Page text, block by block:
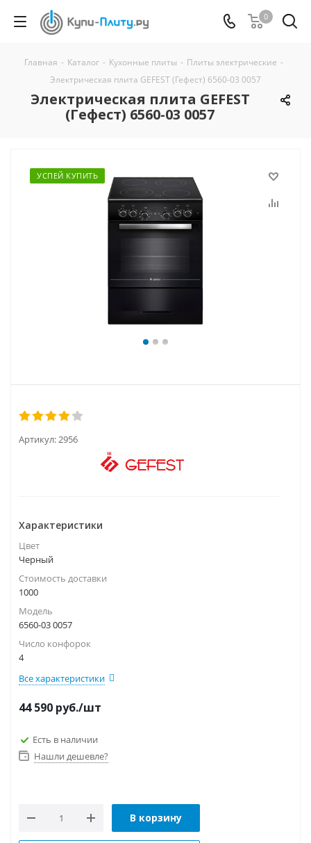
0
Главная - Каталог - Кухонные плиты - Плиты электрические -
Электрическая плита GEFEST (Гефест) 6560-03 0057
Электрическая плита GEFEST
(Гефест) 6560-03 0057
УСПЕЙ КУПИТЬ
Артикул:2956
Характеристики
Цвет
Черный
Стоимость доставки
1000
Модель
6560-03 0057
Число конфорок
4
Все характеристики
44 590 руб./шт
Есть в наличии
Нашли дешевле?
В корзину